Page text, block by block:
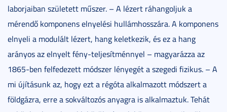
laborjaiban született műszer. – A lézert ráhangoljuk a
mérendő komponens elnyelési hullámhosszára. A komponens
elnyeli a modulált lézert, hang keletkezik, és ez a hang
arányos az elnyelt fény-teljesítménnyel – magyarázza az
1865-ben felfedezett módszer lényegét a szegedi fizikus. – A
mi újításunk az, hogy ezt a régóta alkalmazott módszert a
földgázra, erre a sokváltozós anyagra is alkalmaztuk. Tehát